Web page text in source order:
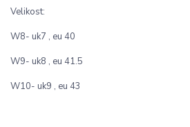
Velikost:
W8- uk7 , eu 40
W9- uk8 , eu 41.5
W10- uk9 , eu 43